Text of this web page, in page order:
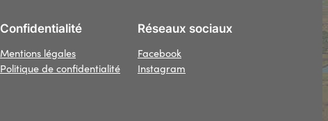
Confidentialité
Mentions légales
Politique de confidentialité
Réseaux sociaux
Facebook
Instagram